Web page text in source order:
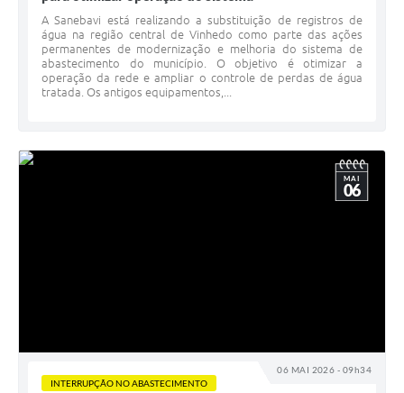
A Sanebavi está realizando a substituição de registros de
água na região central de Vinhedo como parte das ações
permanentes de modernização e melhoria do sistema de
abastecimento do município. O objetivo é otimizar a
operação da rede e ampliar o controle de perdas de água
tratada. Os antigos equipamentos,...
06 MAI 2026 - 09h34
MAI
06
INTERRUPÇÃO NO ABASTECIMENTO